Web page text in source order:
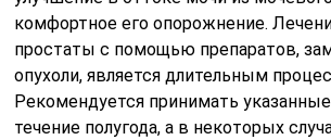
комфортное его опорожнение.
простаты с помощью препаратов,
опухоли, является длительным
Рекомендуется принимать
течение полугода, а в некоторых